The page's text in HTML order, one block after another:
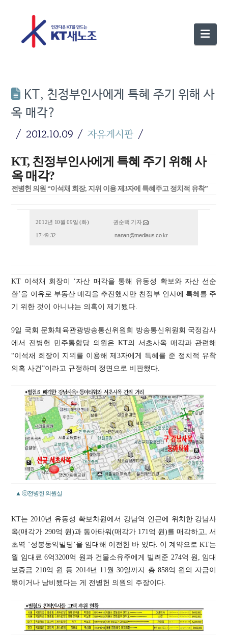
KT, 친정부인사에게 특혜 주기 위해 사
옥 매각?
2012.10.09 자유게시판
KT, 친정부인사에게 특혜 주기 위해 사
옥 매각?
전병헌 의원 “이석채 회장, 지위 이용 제3자에 특혜주고 정치적 유착”
2012년 10월 09일 (화)
17:49:32
권순택 기자
nanan@mediaus.co.kr
KT 이석채 회장이 ‘자산 매각을 통해 유동성 확보와 자산 선순
환’을 이유로 부동산 매각을 추진했지만 친정부 인사에 특혜를 주
기 위한 것이 아니냐는 의혹이 제기됐다.
9일 국회 문화체육관광방송통신위원회 방송통신위원회 국정감사
에서 전병헌 민주통합당 의원은 KT의 서초사옥 매각과 관련해
“이석채 회장이 지위를 이용해 제3자에게 특혜를 준 정치적 유착
의혹 사건”이라고 규정하며 정면으로 비판했다.
▲ ⓒ전병헌 의원실
KT는 2010년 유동성 확보차원에서 강남역 인근에 위치한 강남사
옥(매각가 290억 원)과 동아타워(매각가 171억 원)를 매각하고, 서
초역 ‘성봉동익빌딩’을 임대해 이전한 바 있다. 이 계약으로 KT는
월 임대료 6억3200억 원과 건물소유주에게 빌려준 274억 원, 임대
보증금 210억 원 등 2014년 11월 30일까지 총 858억 원의 자금이
묶이거나 낭비됐다는 게 전병헌 의원의 주장이다.